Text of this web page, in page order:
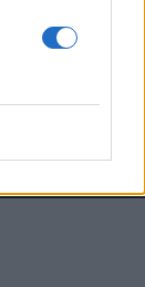
email:
rimozione.
di
A.C. Milan, che ne